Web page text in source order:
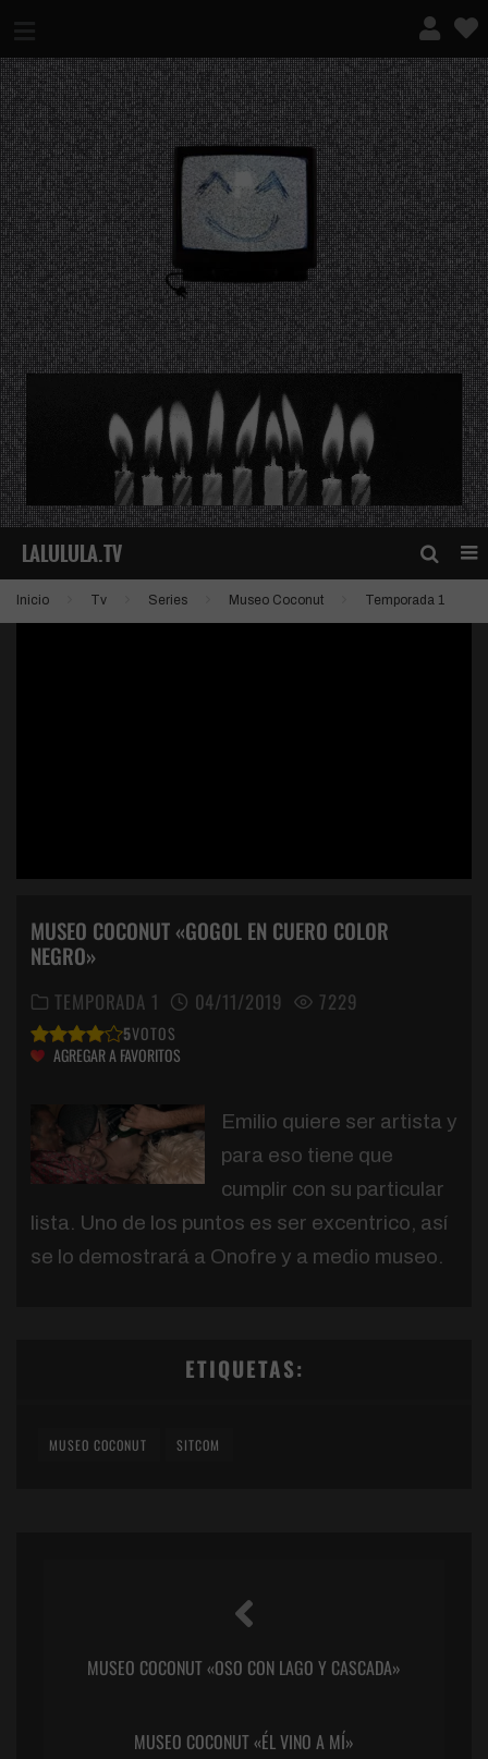
¿QUÉ ES ESTO?
Inicio Tv Series Museo Coconut Temporada 1
MUSEO COCONUT «GOGOL EN CUERO COLOR
NEGRO»
TEMPORADA 1 04/11/2019 7229
5VOTOS
AGREGAR A FAVORITOS
Emilio quiere ser artista y
para eso tiene que
cumplir con su particular
lista. Uno de los puntos es ser excentrico, así
se lo demostrará a Onofre y a medio museo.
ETIQUETAS:
MUSEO COCONUT SITCOM
MUSEO COCONUT «OSO CON LAGO Y CASCADA»
MUSEO COCONUT «ÉL VINO A MÍ»